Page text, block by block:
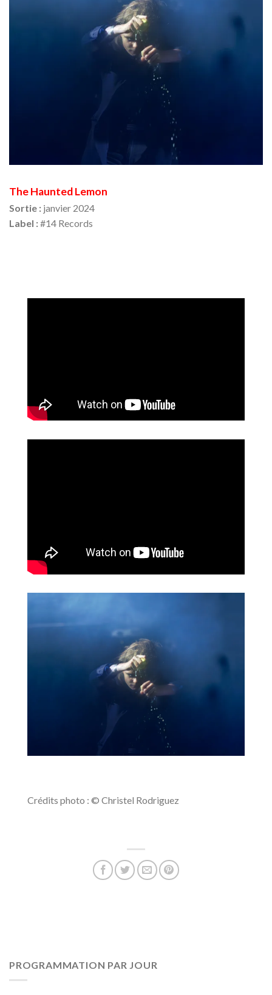
The Haunted Lemon
Sortie : janvier 2024
Label :#14 Records
Crédits photo : © Christel Rodriguez
PROGRAMMATION PAR JOUR